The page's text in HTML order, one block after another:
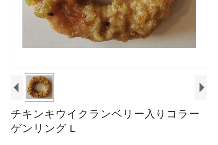
チキンキウイクランベリー入りコラー
ゲンリング L